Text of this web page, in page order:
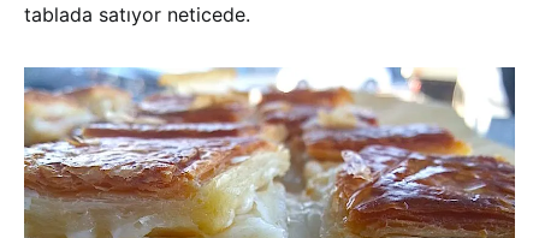
tablada satıyor neticede.